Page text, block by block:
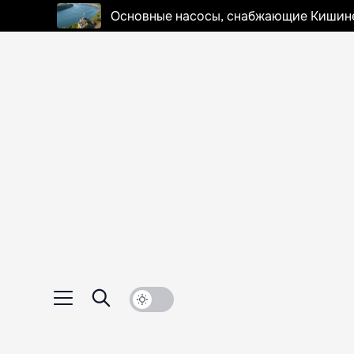
Основные насосы, снабжающие